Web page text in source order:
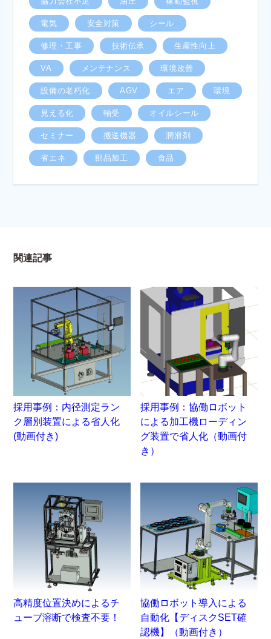
電気 安全対策 シール
修理・工事 技術伝承 生産性向上
VA メンテナンス 環境改善
設備の老朽化 AGV エア 環境
見える化 軸受 オイルシール
セミナー 搬送機器 潤滑剤
省エネ 部品加工 食品
関連記事
採用事例：内径測定ラン
ク層別装置による省人化
(動画付き)
採用事例：協働ロボット
による加工機ローディン
グ装置で省人化（動画付
き）
高精度位置決めによるチ
ューブ溶断で検査不要！
協働ロボット導入による
自動化【ディスクSET確
認機】（動画付き）